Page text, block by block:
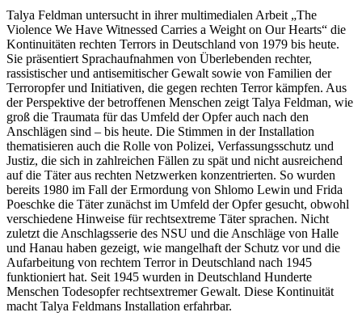
Talya Feldman untersucht in ihrer multimedialen Arbeit „The
Violence We Have Witnessed Carries a Weight on Our Hearts“ die
Kontinuitäten rechten Terrors in Deutschland von 1979 bis heute.
Sie präsentiert Sprachaufnahmen von Überlebenden rechter,
rassistischer und antisemitischer Gewalt sowie von Familien der
Terroropfer und Initiativen, die gegen rechten Terror kämpfen. Aus
der Perspektive der betroffenen Menschen zeigt Talya Feldman, wie
groß die Traumata für das Umfeld der Opfer auch nach den
Anschlägen sind – bis heute. Die Stimmen in der Installation
thematisieren auch die Rolle von Polizei, Verfassungsschutz und
Justiz, die sich in zahlreichen Fällen zu spät und nicht ausreichend
auf die Täter aus rechten Netzwerken konzentrierten. So wurden
bereits 1980 im Fall der Ermordung von Shlomo Lewin und Frida
Poeschke die Täter zunächst im Umfeld der Opfer gesucht, obwohl
verschiedene Hinweise für rechtsextreme Täter sprachen. Nicht
zuletzt die Anschlagsserie des NSU und die Anschläge von Halle
und Hanau haben gezeigt, wie mangelhaft der Schutz vor und die
Aufarbeitung von rechtem Terror in Deutschland nach 1945
funktioniert hat. Seit 1945 wurden in Deutschland Hunderte
Menschen Todesopfer rechtsextremer Gewalt. Diese Kontinuität
macht Talya Feldmans Installation erfahrbar.